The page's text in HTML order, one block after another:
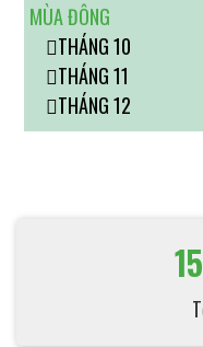
MÙA ĐÔNG
THÁNG 10
THÁNG 11
THÁNG 12